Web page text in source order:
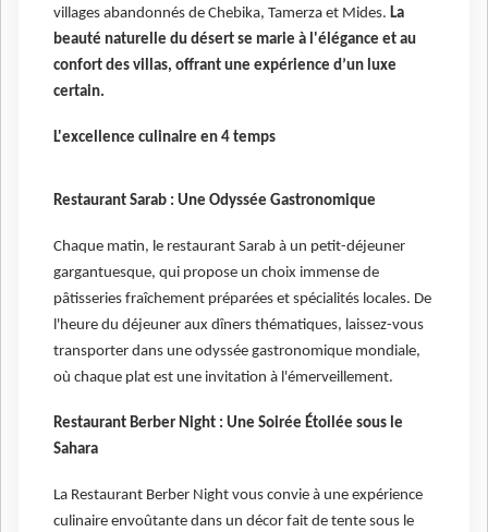
villages abandonnés de Chebika, Tamerza et Mides. La
beauté naturelle du désert se marie à l'élégance et au
confort des villas, offrant une expérience d’un luxe
certain.
L'excellence culinaire en 4 temps
Restaurant Sarab : Une Odyssée Gastronomique
Chaque matin, le restaurant Sarab à un petit-déjeuner
gargantuesque, qui propose un choix immense de
pâtisseries fraîchement préparées et spécialités locales. De
l'heure du déjeuner aux dîners thématiques, laissez-vous
transporter dans une odyssée gastronomique mondiale,
où chaque plat est une invitation à l'émerveillement.
Restaurant Berber Night : Une Soirée Étoilée sous le
Sahara
La Restaurant Berber Night vous convie à une expérience
culinaire envoûtante dans un décor fait de tente sous le